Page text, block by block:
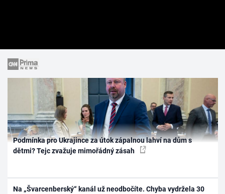
Podmínka pro Ukrajince za útok zápalnou lahví na dům s
dětmi? Tejc zvažuje mimořádný zásah
Na „Švarcenberský“ kanál už neodbočíte. Chyba vydržela 30